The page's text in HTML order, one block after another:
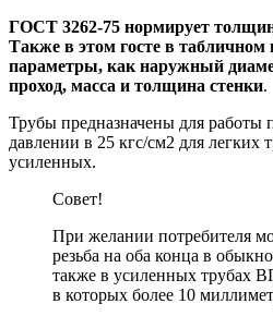
ГОСТ 3262-75 нормирует
Также в этом госте в табличном
параметры, как наружный
проход, масса и толщина стенки.
Трубы предназначены для работы
давлении в 25 кгс/см2 для легких
усиленных.
Совет!
При желании потребителя
резьба на оба конца в
также в усиленных трубах
в которых более 10